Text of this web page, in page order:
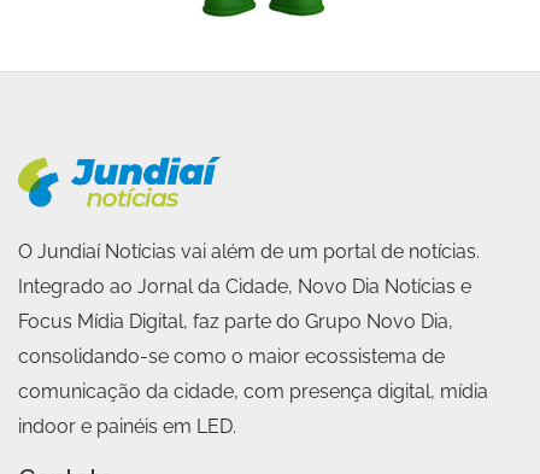
O Jundiaí Notícias vai além de um portal de notícias.
Integrado ao Jornal da Cidade, Novo Dia Notícias e
Focus Mídia Digital, faz parte do Grupo Novo Dia,
consolidando-se como o maior ecossistema de
comunicação da cidade, com presença digital, mídia
indoor e painéis em LED.